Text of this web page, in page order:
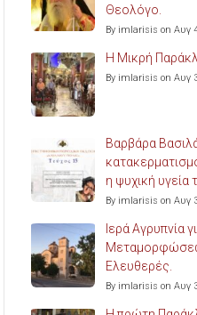
Θεολόγο.
By imlarisis on Αυγ
Η Μικρή
By imlarisis on Αυγ
Βαρβάρα
η ψυχική υγεία
By imlarisis on Αυγ
Ιερά Αγρυπνία
Ελευθερές.
By imlarisis on Αυγ